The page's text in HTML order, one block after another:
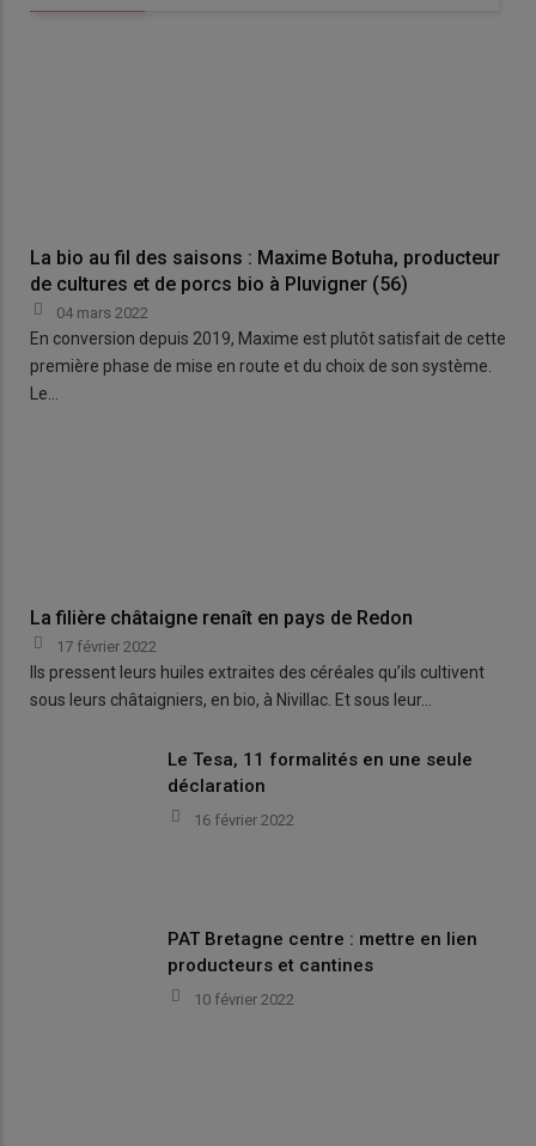
La bio au fil des saisons : Maxime Botuha, producteur
de cultures et de porcs bio à Pluvigner (56)
04 mars 2022
En conversion depuis 2019, Maxime est plutôt satisfait de cette
première phase de mise en route et du choix de son système.
Le…
La filière châtaigne renaît en pays de Redon
17 février 2022
Ils pressent leurs huiles extraites des céréales qu’ils cultivent
sous leurs châtaigniers, en bio, à Nivillac. Et sous leur…
Le Tesa, 11 formalités en une seule
déclaration
16 février 2022
PAT Bretagne centre : mettre en lien
producteurs et cantines
10 février 2022